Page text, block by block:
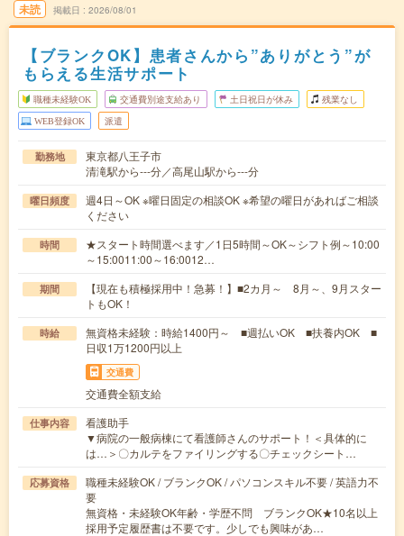
未読 掲載日 2026/08/01
【ブランクOK】患者さんから”ありがとう”が
もらえる生活サポート
職種未経験OK 交通費別途支給あり 土日祝日が休み 残業なし
WEB登録OK 派遣
勤務地
東京都八王子市
清滝駅から---分／高尾山駅から---分
曜日頻度
週4日～OK ※曜日固定の相談OK ※希望の曜日があればご相談
ください
時間
★スタート時間選べます／1日5時間～OK～シフト例～10:00
～15:0011:00～16:0012…
期間
【現在も積極採用中！急募！】■2カ月～ 8月～、9月スター
トもOK！
時給
無資格未経験：時給1400円～ ■週払いOK ■扶養内OK ■
日収1万1200円以上
交通費
交通費全額支給
仕事内容
看護助手
▼病院の一般病棟にて看護師さんのサポート！＜具体的に
は…＞〇カルテをファイリングする〇チェックシート…
応募資格
職種未経験OK / ブランクOK / パソコンスキル不要 / 英語力不
要
無資格・未経験OK年齢・学歴不問 ブランクOK★10名以上
採用予定履歴書は不要です。少しでも興味があ…